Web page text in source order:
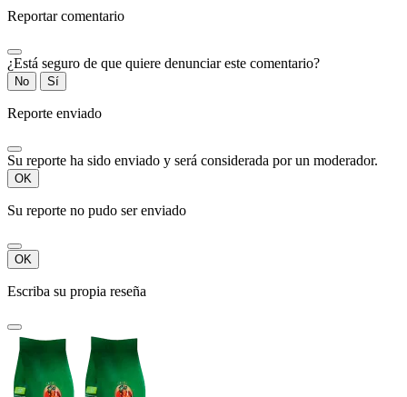
Reportar comentario
¿Está seguro de que quiere denunciar este comentario?
No Sí
Reporte enviado
Su reporte ha sido enviado y será considerada por un moderador.
OK
Su reporte no pudo ser enviado
OK
Escriba su propia reseña